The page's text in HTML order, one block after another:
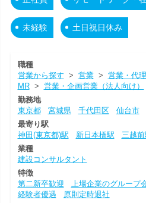
未経験 土日祝日休み
職種
営業から探す > 営業> 営業・代
MR> 営業・企画営業（法人向け）
勤務地
東京都
宮城県 千代田区
仙台市
最寄り駅
神田(東京都)駅
新日本橋駅 三越前
業種
建設コンサルタント
特徴
第二新卒歓迎
上場企業のグループ
経験者優遇
原則定時退社